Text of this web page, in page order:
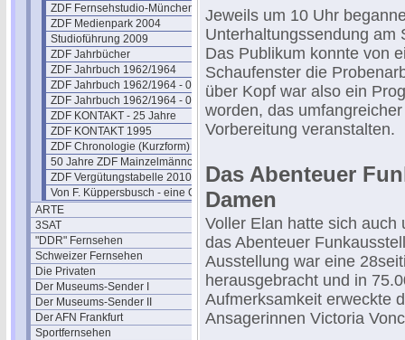
ZDF Fernsehstudio-München
ZDF Medienpark 2004
Studioführung 2009
ZDF Jahrbücher
ZDF Jahrbuch 1962/1964
ZDF Jahrbuch 1962/1964 - 02
ZDF Jahrbuch 1962/1964 - 03
ZDF KONTAKT - 25 Jahre
ZDF KONTAKT 1995
ZDF Chronologie (Kurzform)
50 Jahre ZDF Mainzelmännchen
ZDF Vergütungstabelle 2010
Von F. Küppersbusch - eine Glosse ?
ARTE
3SAT
"DDR" Fernsehen
Schweizer Fernsehen
Die Privaten
Der Museums-Sender I
Der Museums-Sender II
Der AFN Frankfurt
Sportfernsehen
Jeweils um 10 Uhr
Unterhaltungssendung am
Das Publikum konnte von
Schaufenster die
über Kopf war also ein
worden, das
Vorbereitung veranstalten.
Das Abenteuer
Damen
Voller Elan hatte sich auch
das Abenteuer
Ausstellung war eine
herausgebracht und in
Aufmerksamkeit erweckte
Ansagerinnen Victoria